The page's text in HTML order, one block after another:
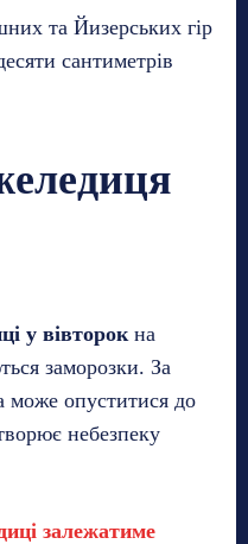
та Йизерських гір
сантиметрів
у вівторок на
заморозки. За
може опуститися до
небезпеку
залежатиме